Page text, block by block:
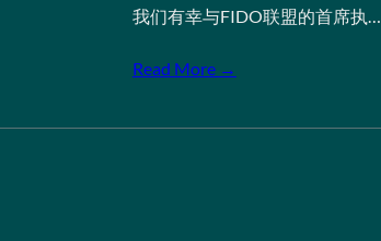
我们有幸与FIDO联盟的首席执…
Read More →